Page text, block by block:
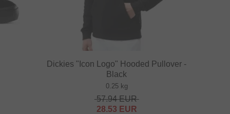
Dickies "Icon Logo" Hooded Pullover -
Black
0.25 kg
57.94EUR
28.53 EUR